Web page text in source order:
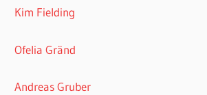
Kim Fielding
Ofelia Gränd
Andreas Gruber